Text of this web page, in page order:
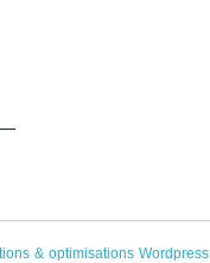
& optimisations Wordpress